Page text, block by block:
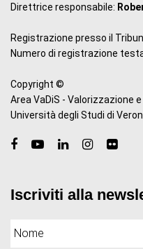
Direttrice responsabile:
Registrazione presso il
Numero di registrazione
Copyright ©
Area VaDiS - Valorizzazione
Università degli Studi di
Iscriviti alla